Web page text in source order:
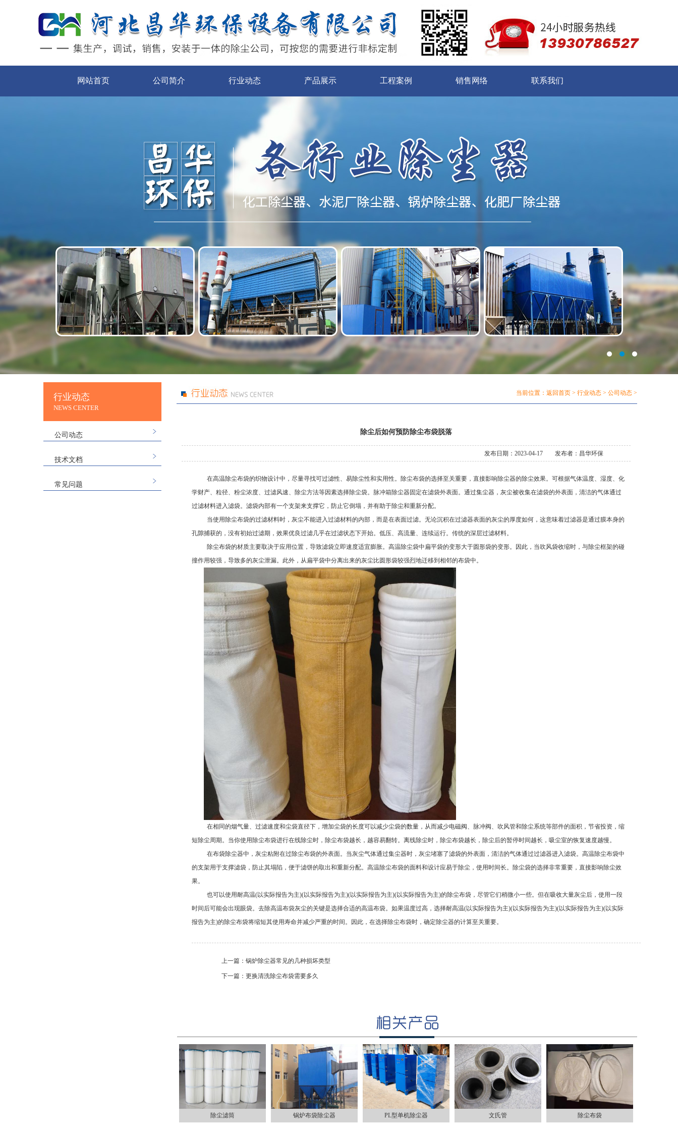
网站首页 公司简介 行业动态 产品展示 工程案例 销售网络 联系我们
行业动态
NEWS CENTER
公司动态
技术文档
常见问题
当前位置： 返回首页 > 行业动态 > 公司动态 >
除尘后如何预防除尘布袋脱落
发布者：昌华环保
发布日期：2023-04-17
在高温除尘布袋的织物设计中，尽量寻找可过滤性、易除尘性和实用性。除尘布袋的选择至关重要，直接影响除尘器的除尘效果。可根据气体温度、湿度、化
学财产、粒径、粉尘浓度、过滤风速、除尘方法等因素选择除尘袋。脉冲箱除尘器固定在滤袋外表面。通过集尘器，灰尘被收集在滤袋的外表面，清洁的气体通过
过滤材料进入滤袋。滤袋内部有一个支架来支撑它，防止它倒塌，并有助于除尘和重新分配。
当使用除尘布袋的过滤材料时，灰尘不能进入过滤材料的内部，而是在表面过滤。无论沉积在过滤器表面的灰尘的厚度如何，这意味着过滤器是通过膜本身的
孔隙捕获的，没有初始过滤期，效果优良过滤几乎在过滤状态下开始。低压、高流量、连续运行。传统的深层过滤材料。
除尘布袋的材质主要取决于应用位置，导致滤袋立即速度适宜膨胀。高温除尘袋中扁平袋的变形大于圆形袋的变形。因此，当吹风袋收缩时，与除尘框架的碰
撞作用较强，导致多的灰尘泄漏。此外，从扁平袋中分离出来的灰尘比圆形袋较强烈地迁移到相邻的布袋中。
在相同的烟气量、过滤速度和尘袋直径下，增加尘袋的长度可以减少尘袋的数量，从而减少电磁阀、脉冲阀、吹风管和除尘系统等部件的面积，节省投资，缩
短除尘周期。当你使用除尘布袋进行在线除尘时，除尘布袋越长，越容易翻转。离线除尘时，除尘布袋越长，除尘后的暂停时间越长，吸尘室的恢复速度越慢。
在布袋除尘器中，灰尘粘附在过除尘布袋的外表面。当灰尘气体通过集尘器时，灰尘堵塞了滤袋的外表面，清洁的气体通过过滤器进入滤袋。高温除尘布袋中
的支架用于支撑滤袋，防止其塌陷，便于滤饼的取出和重新分配。高温除尘布袋的面料和设计应易于除尘，使用时间长。除尘袋的选择非常重要，直接影响除尘效
果。
也可以使用耐高温(以实际报告为主)(以实际报告为主)(以实际报告为主)(以实际报告为主)的除尘布袋，尽管它们稍微小一些。但在吸收大量灰尘后，使用一段
时间后可能会出现眼袋。去除高温布袋灰尘的关键是选择合适的高温布袋。如果温度过高，选择耐高温(以实际报告为主)(以实际报告为主)(以实际报告为主)(以实际
报告为主)的除尘布袋将缩短其使用寿命并减少严重的时间。因此，在选择除尘布袋时，确定除尘器的计算至关重要。
上一篇： 锅炉除尘器常见的几种损坏类型
下一篇： 更换清洗除尘布袋需要多久
除尘滤筒 锅炉布袋除尘器 PL型单机除尘器 文氏管 除尘布袋